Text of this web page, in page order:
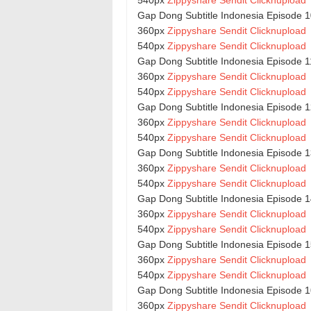
Gap Dong Subtitle Indonesia Episode
360px Zippyshare Sendit Clicknupload
540px Zippyshare Sendit Clicknupload
Gap Dong Subtitle Indonesia Episode
360px Zippyshare Sendit Clicknupload
540px Zippyshare Sendit Clicknupload
Gap Dong Subtitle Indonesia Episode
360px Zippyshare Sendit Clicknupload
540px Zippyshare Sendit Clicknupload
Gap Dong Subtitle Indonesia Episode
360px Zippyshare Sendit Clicknupload
540px Zippyshare Sendit Clicknupload
Gap Dong Subtitle Indonesia Episode
360px Zippyshare Sendit Clicknupload
540px Zippyshare Sendit Clicknupload
Gap Dong Subtitle Indonesia Episode
360px Zippyshare Sendit Clicknupload
540px Zippyshare Sendit Clicknupload
Gap Dong Subtitle Indonesia Episode
360px Zippyshare Sendit Clicknupload